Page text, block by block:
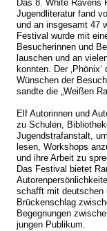
Das 8. White Ravens
Jugendliteratur fand
und an insgesamt 47
Festival wurde mit
Besucherinnen und
lauschen und an
konnten. Der
Wünschen der
sandte die „Weißen
Elf Autorinnen und
zu Schulen,
Jugendstrafanstalt,
lesen, Workshops
und ihre Arbeit zu
Das Festival bietet
schafft mit deutschen
Brückenschlag
Begegnungen
jungen Publikum.